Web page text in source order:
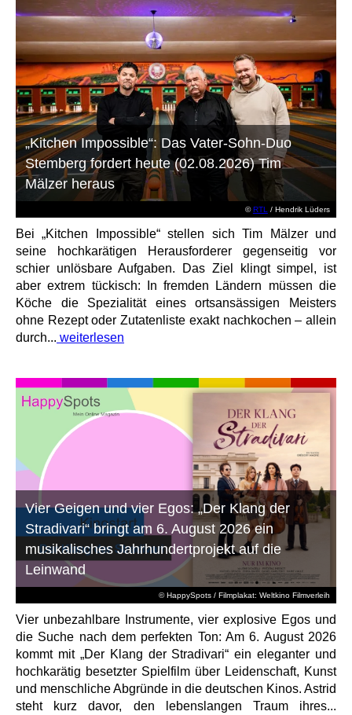
©RTL / Hendrik Lüders
„Kitchen Impossible“: Das Vater-Sohn-Duo
Stemberg fordert heute (02.08.2026) Tim
Mälzer heraus
Bei „Kitchen Impossible“ stellen sich Tim Mälzer und
seine hochkarätigen Herausforderer gegenseitig vor
schier unlösbare Aufgaben. Das Ziel klingt simpel, ist
aber extrem tückisch: In fremden Ländern müssen die
Köche die Spezialität eines ortsansässigen Meisters
ohne Rezept oder Zutatenliste exakt nachkochen – allein
durch... weiterlesen
© HappySpots / Filmplakat: Weltkino Filmverleih
Vier Geigen und vier Egos: „Der Klang der
Stradivari“ bringt am 6. August 2026 ein
musikalisches Jahrhundertprojekt auf die
Leinwand
Vier unbezahlbare Instrumente, vier explosive Egos und
die Suche nach dem perfekten Ton: Am 6. August 2026
kommt mit „Der Klang der Stradivari“ ein eleganter und
hochkarätig besetzter Spielfilm über Leidenschaft, Kunst
und menschliche Abgründe in die deutschen Kinos. Astrid
steht kurz davor, den lebenslangen Traum ihres...